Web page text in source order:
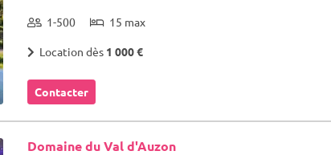
1-500 15 max
Location dès 1 000 €
Contacter
Domaine du Val d'Auzon